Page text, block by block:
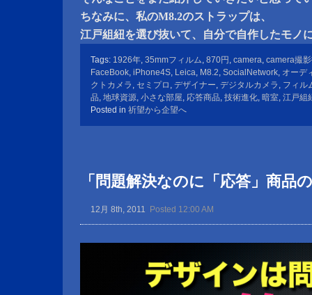
ちなみに、私のM8.2のストラップは、
江戸組紐を選び抜いて、自分で自作したモノ
Tags: 1926年, 35mmフィルム, 870円 , camera, camera撮
FaceBook, iPhone4S, Leica, M8.2, SocialNetwork, オーデ
クトカメラ , セミプロ , デザイナー, デジタルカメラ , フィル
品, 地球資源, 小さな部屋, 応答商品, 技術進化, 暗室, 江戸組
Posted in 祈望から企望へ
「問題解決なのに「応答」商品
12月 8th, 2011 Posted 12:00 AM